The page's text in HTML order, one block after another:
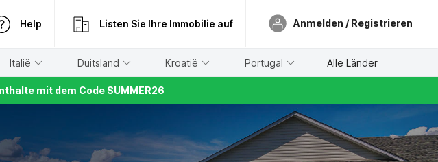
Help Listen Sie Ihre Immobilie auf Anmelden / Registrieren
Italië Duitsland Kroatië Portugal Alle Länder
mit dem Code SUMMER26